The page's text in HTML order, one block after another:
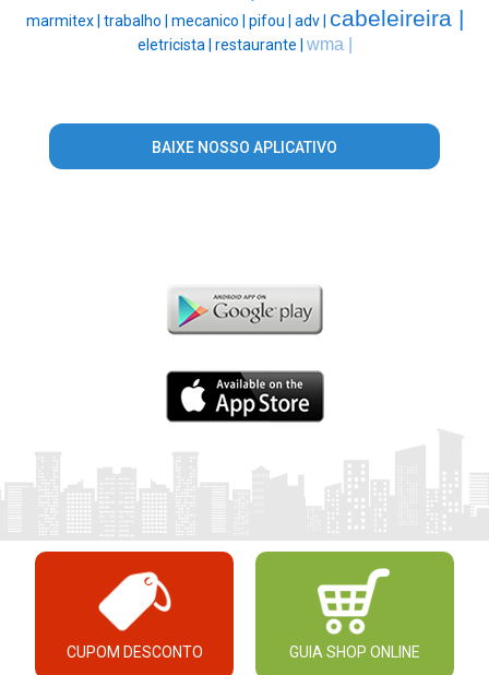
marmitex | trabalho | mecanico | pifou | adv | cabeleireira |
eletricista | restaurante | wma |
BAIXE NOSSO APLICATIVO
CUPOM DESCONTO GUIA SHOP ONLINE